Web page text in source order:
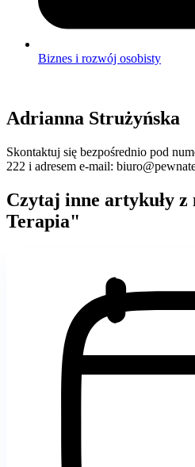
Biznes i rozwój osobisty
Adrianna Strużyńska
Skontaktuj się bezpośrednio pod
222 i adresem e-mail:
Czytaj inne artykuły z
Terapia"